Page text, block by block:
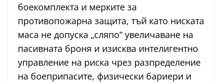
боекомплекта и мерките за
противопожарна защита, тъй като ниската
маса не допуска „сляпо“ увеличаване на
пасивната броня и изисква интелигентно
управление на риска чрез разпределение
на боеприпасите, физически бариери и